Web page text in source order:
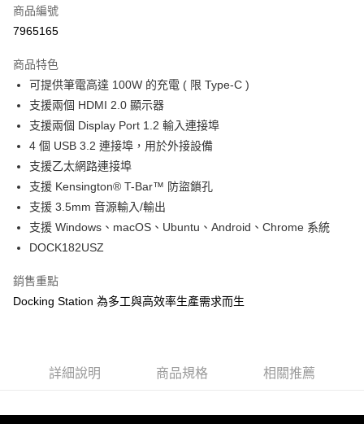
1.本服務由台灣大哥大提供，台灣大哥大用戶可立即使用無須另外申請。
2.付款方式選擇「大哥付你分期」，訂單成立後會自動跳轉到大哥付的交易
3.實際核准額度、可分期數及費用金額請依後續交易確認頁面所載為準。
4.訂單成立30分鐘內，如未前往確認交易或遇審核未通過，訂單將自動取
消。如遇「轉專審核」未通過狀況，表示未達大哥付你分期系統評分，恕無
法說明評估內容。
【繳款方式說明】
1.分期款項不併入電信帳單，「大哥付你分期」於每月結算日後寄送繳費提
2.透過簡訊連結打開帳單後，可選擇「超商條碼／台灣大直營門市／銀行轉
帳／街口支付／iPASS MONEY」等通路繳費。
【注意事項】
1.本服務係由「台灣大哥大股份有限公司」（以下簡稱本公司）所提供，讓
用戶於交易時，得透過本服務購買商品或服務，並由商店將買賣／分期付款
2.基於同意付款使用「大哥付你分期」之契約關係目的，商店將以您的個人
資料（包含姓名、電話或地址）提供予台灣大哥大進項蒐集、處理及利用，
由本公司與您本人進行分期帳單所需資料之確認、核對及更正。
ATM付款
貨到付款
運送方式
宅配物流
每筆NT$80，滿NT$490(含以上)免運費
每筆NT$100，滿NT$1,500(含以上)免運費
付款後門市自取
免運費
每筆NT$80，滿NT$1,000(含以上)免運費
商品編號
7965165
商品特色
可提供筆電高達 100W 的充電 ( 限 Type-C )
支援兩個 HDMI 2.0 顯示器
支援兩個 Display Port 1.2 輸入連接埠
4 個 USB 3.2 連接埠，用於外接設備
支援乙太網路連接埠
支援 Kensington® T-Bar™ 防盜鎖孔
支援 3.5mm 音源輸入/輸出
支援 Windows、macOS、Ubuntu、Android、Chrome 系統
DOCK182USZ
銷售重點
Docking Station 為多工與高效率生產需求而生
詳細說明 商品規格 相關推薦